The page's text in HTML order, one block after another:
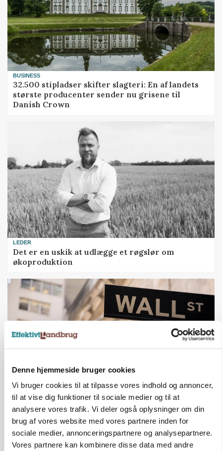
Denne hjemmeside bruger cookies
Vi bruger cookies til at tilpasse vores indhold og annoncer,
til at vise dig funktioner til sociale medier og til at
analysere vores trafik. Vi deler også oplysninger om din
brug af vores website med vores partnere inden for
sociale medier, annonceringspartnere og analysepartnere.
Vores partnere kan kombinere disse data med andre
BUSINESS
32.500 stipladser skifter slagteri: En af landets
største producenter sender nu grisene til
Danish Crown
LEDER
Det er en uskik at udlægge et røgslør om
økoproduktion
MARKEDSFOKUS
Nye aktierekorder – og den brutale lektie fra et
24-årigt finansgeni